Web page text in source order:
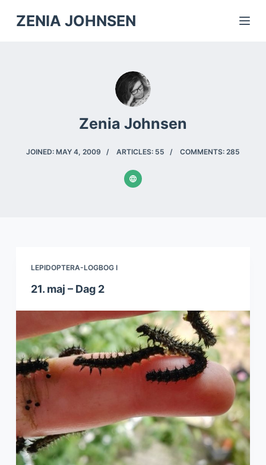
SZENIA JOHNSEN
Zenia Johnsen
JOINED: MAY 4, 2009 ARTICLES: 55 COMMENTS: 285
LEPIDOPTERA-LOGBOG I
21. maj – Dag 2